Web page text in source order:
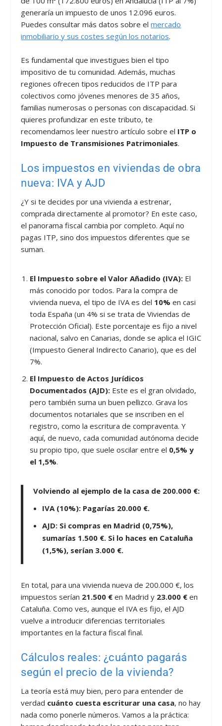
generaría un impuesto de unos 12.096 euros.
Puedes consultar más datos sobre elmercado
inmobiliario y sus costes según los notarios.
Es fundamental que investigues bien el tipo
impositivo de tu comunidad. Además, muchas
regiones ofrecen tipos reducidos de ITP para
colectivos como jóvenes menores de 35 años,
familias numerosas o personas con discapacidad. Si
quieres profundizar en este tributo, te
recomendamos leer nuestro artículo sobre el ITP o
Impuesto de Transmisiones Patrimoniales.
Los impuestos en viviendas de obra
nueva: IVA y AJD
¿Y si te decides por una vivienda a estrenar,
comprada directamente al promotor? En este caso,
el panorama fiscal cambia por completo. Aquí no
pagas ITP, sino dos impuestos diferentes que se
suman.
El Impuesto sobre el Valor Añadido (IVA):El
más conocido por todos. Para la compra de
vivienda nueva, el tipo de IVA es del 10% en casi
toda España (un 4% si se trata de Viviendas de
Protección Oficial). Este porcentaje es fijo a nivel
nacional, salvo en Canarias, donde se aplica el IGIC
(Impuesto General Indirecto Canario), que es del
7%.
El Impuesto de Actos Jurídicos
Documentados (AJD):Este es el gran olvidado,
pero también suma un buen pellizco. Grava los
documentos notariales que se inscriben en el
registro, como la escritura de compraventa. Y
aquí, de nuevo, cada comunidad autónoma decide
su propio tipo, que suele oscilar entre el 0,5% y
el 1,5%.
Volviendo al ejemplo de la casa de 200.000 €:
IVA (10%):Pagarías 20.000 €.
AJD:Si compras en Madrid (0,75%),
sumarías 1.500 €. Si lo haces en Cataluña
(1,5%), serían 3.000 €.
En total, para una vivienda nueva de 200.000 €, los
impuestos serían 21.500 € en Madrid y 23.000 € en
Cataluña. Como ves, aunque el IVA es fijo, el AJD
vuelve a introducir diferencias territoriales
importantes en la factura fiscal final.
Cálculos reales: ¿cuánto pagarás
según el precio de la vivienda?
La teoría está muy bien, pero para entender de
verdad cuánto cuesta escriturar una casa, no hay
nada como ponerle números. Vamos a la práctica: